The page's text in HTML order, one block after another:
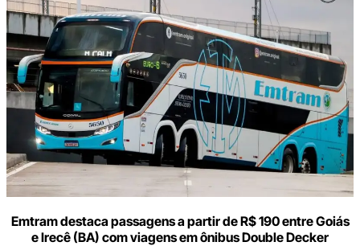
Emtram destaca passagens a partir de R$ 190 entre Goiás
e Irecê (BA) com viagens em ônibus Double Decker
o
seu
e-
mail